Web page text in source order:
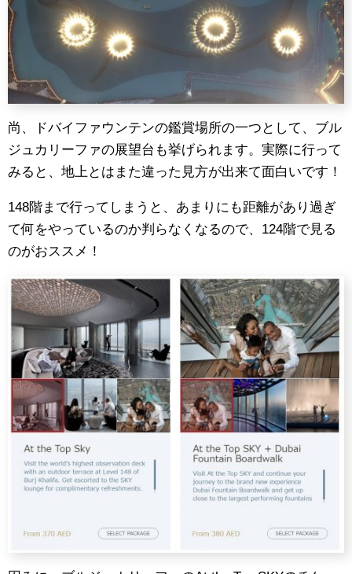
尚、ドバイファウンテンの鑑賞場所の一つとして、ブル
ジュカリーファの展望台も挙げられます。実際に行って
みると、地上とはまた違った見方が出来て面白いです！
148階まで行ってしまうと、あまりにも距離があり過ぎ
て何をやっているのか判らなくなるので、124階で見る
のがおススメ！